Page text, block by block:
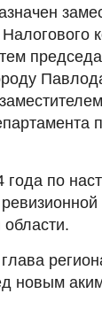
года по
новым